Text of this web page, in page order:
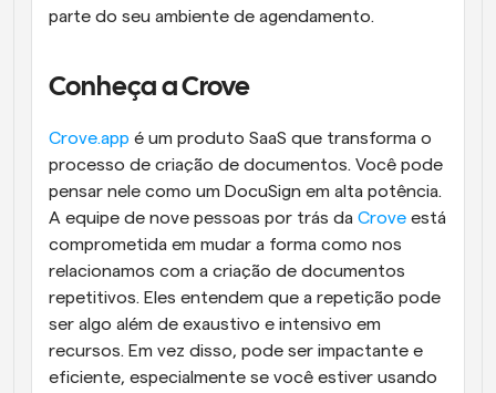
parte do seu ambiente de agendamento.
Conheça a Crove
Crove.app é um produto SaaS que transforma o
processo de criação de documentos. Você pode
pensar nele como um DocuSign em alta potência.
A equipe de nove pessoas por trás da Crove está
comprometida em mudar a forma como nos
relacionamos com a criação de documentos
repetitivos. Eles entendem que a repetição pode
ser algo além de exaustivo e intensivo em
recursos. Em vez disso, pode ser impactante e
eficiente, especialmente se você estiver usando